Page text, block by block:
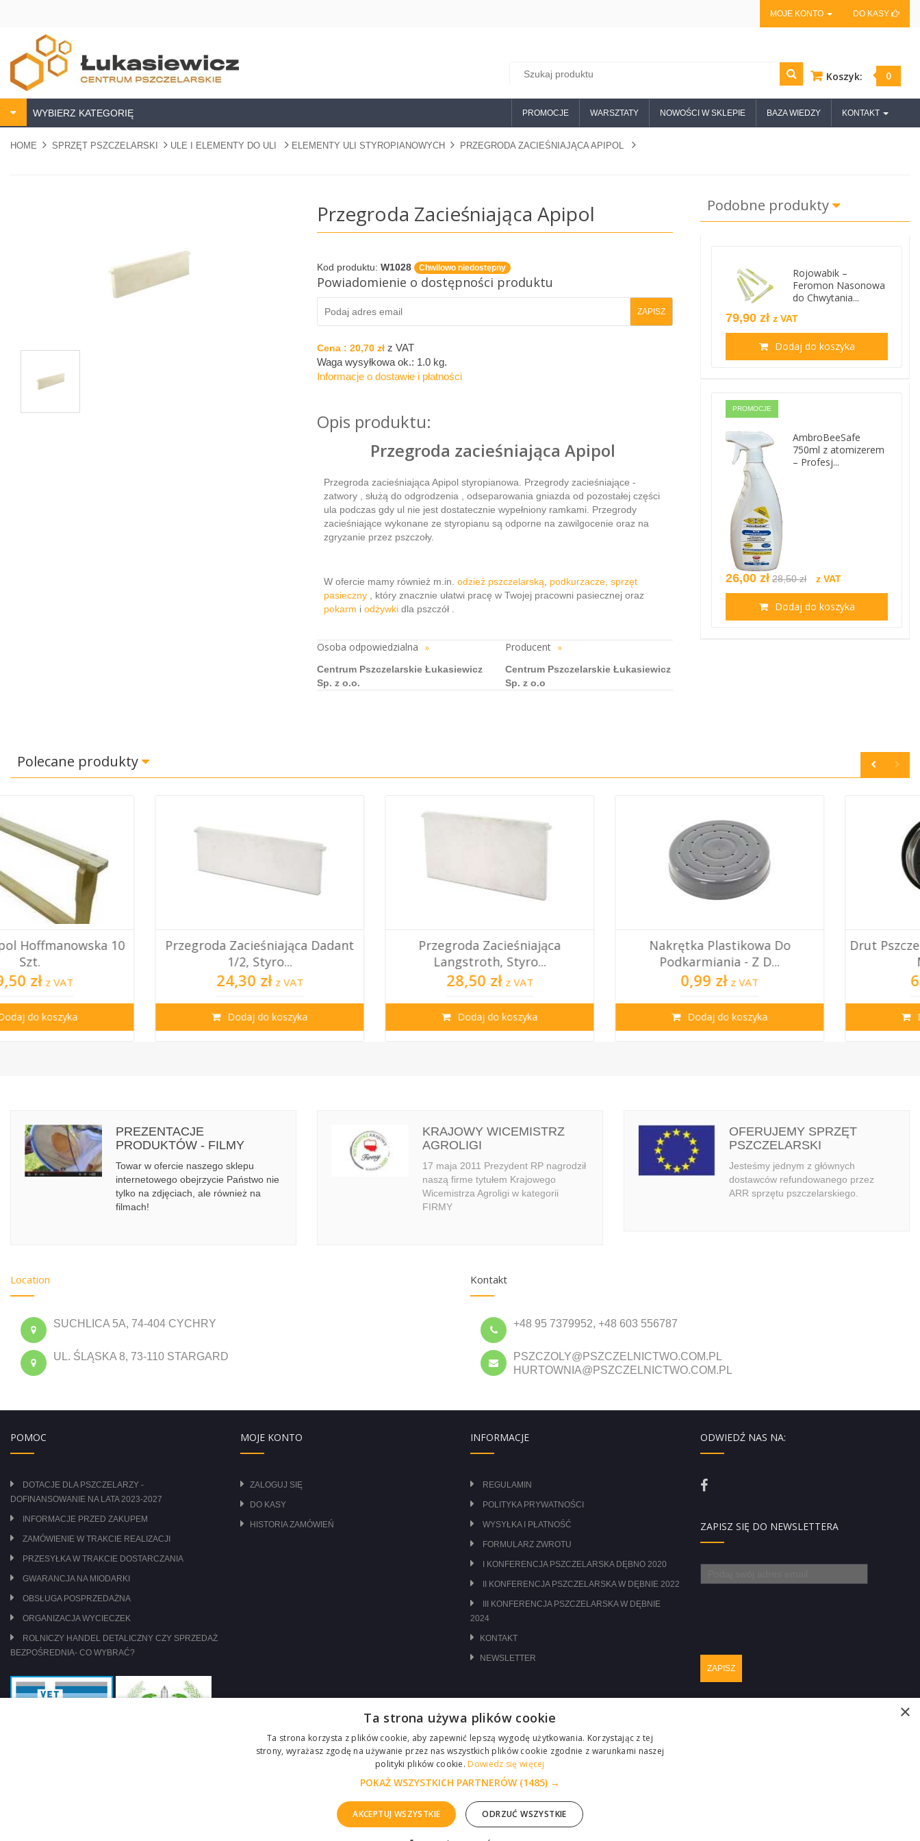
MOJE KONTO DO KASY
Koszyk: 0
PROMOCJE WARSZTATY NOWOŚCI W SKLEPIE BAZA WIEDZY KONTAKT
WYBIERZ KATEGORIĘ
HOME SPRZĘT PSZCZELARSKI ULE I ELEMENTY DO ULI ELEMENTY ULI STYROPIANOWYCH PRZEGRODA ZACIEŚNIAJĄCA APIPOL
Przegroda Zacieśniająca Apipol
Kod produktu: W1028 Chwilowo niedostępny
Powiadomienie o dostępności produktu
Cena : 20,70 zł z VAT
Waga wysyłkowa ok.: 1.0 kg.
Informacje o dostawie i płatności
Opis produktu:
Przegroda zacieśniająca Apipol
Przegroda zacieśniająca Apipol styropianowa. Przegrody zacieśniające -
zatwory , służą do odgrodzenia , odseparowania gniazda od pozostałej części
ula podczas gdy ul nie jest dostatecznie wypełniony ramkami. Przegrody
zacieśniające wykonane ze styropianu są odporne na zawilgocenie oraz na
zgryzanie przez pszczoły.
W ofercie mamy również m.in. odzież pszczelarską podkurzacze, sprzęt
pasieczny, który znacznie ułatwi pracę w Twojej pracowni pasiecznej oraz
pokarm i odżywki dla pszczół .
Osoba odpowiedzialna »
Centrum Pszczelarskie Łukasiewicz
Sp. z o.o.
Producent »
Centrum Pszczelarskie Łukasiewicz
Sp. z o.o
Podobne produkty
Rojowabik –
Feromon Nasonowa
do Chwytania...
79,90 zł z VAT
Dodaj do koszyka
PROMOCJE
AmbroBeeSafe
750ml z atomizerem
– Profesj...
26,00 zł 28,50 zł z VAT
Dodaj do koszyka
Polecane produkty
Przegroda Zacieśniająca Dadant
24,30 zł
Przegroda Zacieśniająca
Langstroth, Styro...
28,50 zł
Nakrętka Plastikowa Do
Podkarmiania - Z D...
Drut Pszczelarski Ocynkowany 0,5
Mm - 100 G
PREZENTACJE
PRODUKTÓW - FILMY
Towar w ofercie naszego sklepu
internetowego obejrzycie Państwo nie
tylko na zdjęciach, ale również na
filmach!
KRAJOWY WICEMISTRZ
AGROLIGI
17 maja 2011 Prezydent RP nagrodził
naszą firme tytułem Krajowego
Wicemistrza Agroligi w kategorii
FIRMY
OFERUJEMY SPRZĘT
PSZCZELARSKI
Jesteśmy jednym z głównych
dostawców refundowanego przez
ARR sprzętu pszczelarskiego.
Location
SUCHLICA 5A, 74-404 CYCHRY
UL. ŚLĄSKA 8, 73-110 STARGARD
Kontakt
+48 95 7379952, +48 603 556787
PSZCZOLY@PSZCZELNICTWO.COM.PL
HURTOWNIA@PSZCZELNICTWO.COM.PL
POMOC
DOTACJE DLA PSZCZELARZY -
DOFINANSOWANIE NA LATA 2023-2027
INFORMACJE PRZED ZAKUPEM
ZAMÓWIENIE W TRAKCIE REALIZACJI
PRZESYŁKA W TRAKCIE DOSTARCZANIA
GWARANCJA NA MIODARKI
OBSŁUGA POSPRZEDAŻNA
ORGANIZACJA WYCIECZEK
ROLNICZY HANDEL DETALICZNY CZY SPRZEDAŻ
BEZPOŚREDNIA- CO WYBRAĆ?
MOJE KONTO
ZALOGUJ SIĘ
DO KASY
HISTORIA ZAMÓWIEŃ
INFORMACJE
REGULAMIN
POLITYKA PRYWATNOŚCI
WYSYŁKA I PŁATNOŚĆ
FORMULARZ ZWROTU
I KONFERENCJA PSZCZELARSKA DĘBNO 2020
II KONFERENCJA PSZCZELARSKA W DĘBNIE 2022
III KONFERENCJA PSZCZELARSKA W DĘBNIE
2024
KONTAKT
NEWSLETTER
ODWIEDŹ NAS NA:
ZAPISZ SIĘ DO NEWSLETTERA
×
Ta strona używa plików cookie
Ta strona korzysta z plików cookie, aby zapewnić lepszą wygodę użytkowania. Korzystając z tej
strony, wyrażasz zgodę na używanie przez nas wszystkich plików cookie zgodnie z warunkami naszej
polityki plików cookie. Dowiedz się więcej
POKAŻ WSZYSTKICH PARTNERÓW (1485) →
AKCEPTUJ WSZYSTKIE ODRZUĆ WSZYSTKIE